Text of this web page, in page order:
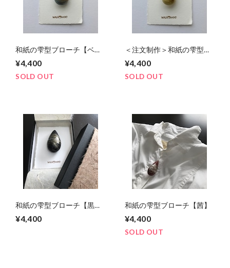
和紙の雫型ブローチ【ベビ
¥4,400
SOLD OUT
＜注文制作＞和紙の雫型ブ
¥4,400
SOLD OUT
和紙の雫型ブローチ【黒
¥4,400
和紙の雫型ブローチ【茜】
¥4,400
SOLD OUT